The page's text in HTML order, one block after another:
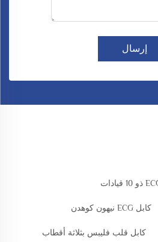
إرسال
كابل ECG نيهون كوهدن
كابل قلب فليبس بثلاثة أقطاب